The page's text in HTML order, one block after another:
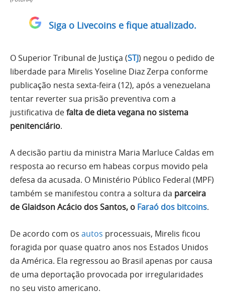
Siga o Livecoins e fique atualizado.
O Superior Tribunal de Justiça (STJ) negou o pedido de
liberdade para Mirelis Yoseline Diaz Zerpa conforme
publicação nesta sexta-feira (12), após a venezuelana
tentar reverter sua prisão preventiva com a
justificativa defalta de dieta vegana no sistema
penitenciário.
A decisão partiu da ministra Maria Marluce Caldas em
resposta ao recurso em habeas corpus movido pela
defesa da acusada. O Ministério Público Federal (MPF)
também se manifestou contra a soltura da parceira
de Glaidson Acácio dos Santos, o Faraó dos bitcoins.
De acordo com os autos processuais, Mirelis ficou
foragida por quase quatro anos nos Estados Unidos
da América. Ela regressou ao Brasil apenas por causa
de uma deportação provocada por irregularidades
no seu visto americano.